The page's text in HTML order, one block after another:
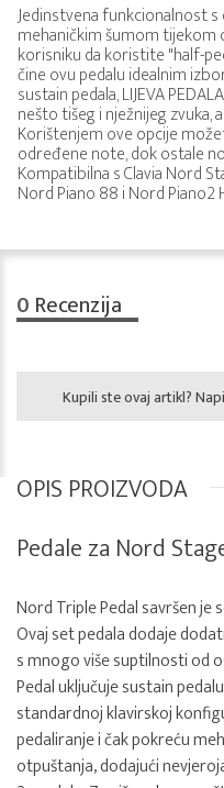
Jedinstvena funkcionalnost
mehaničkim šumom tijekom
korisniku da koristite "half-
čine ovu pedalu idealnim
sustain pedala, LIJEVA
nešto tišeg i nježnijeg zvuka,
Korištenjem ove opcije
određene note, dok ostale
Kompatibilna s Clavia Nord
Nord Piano 88 i Nord Piano2
0 Recenzija
Kupili ste ovaj artikl?
OPIS PROIZVODA
Pedale za Nord
Nord Triple Pedal savršen je
Ovaj set pedala dodaje
s mnogo više suptilnosti od
Pedal uključuje sustain
standardnoj klavirskoj
pedaliranje i čak pokreću
otpuštanja, dodajući